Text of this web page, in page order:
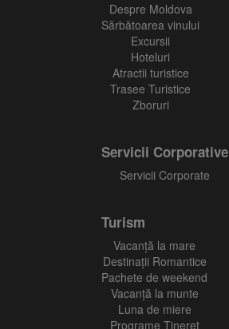
Despre Moldova
Sărbătoarea vinului
Excursii
Hoteluri
Atractii turistice
Trasee Turistice
Zboruri
Servicii Corporative
Servicii Corporate
Turism
Vacanţă la mare
Destinații Romantice
Pachete de weekend
Vacanță la munte
Luna de miere
Programe Tineret